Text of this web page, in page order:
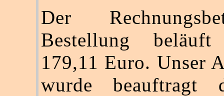
Der
Bestellung
179,11 Euro. Unser
wurde beauftragt